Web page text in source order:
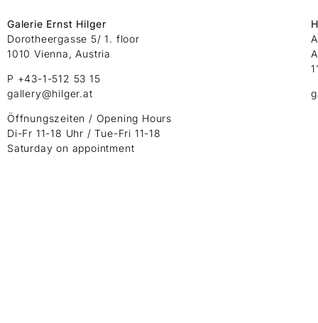
Galerie Ernst Hilger
Dorotheergasse 5/ 1. floor
1010 Vienna, Austria
P +43-1-512 53 15
gallery@hilger.at
Öffnungszeiten / Opening Hours
Di-Fr 11-18 Uhr / Tue-Fri 11-18
Saturday on appointment